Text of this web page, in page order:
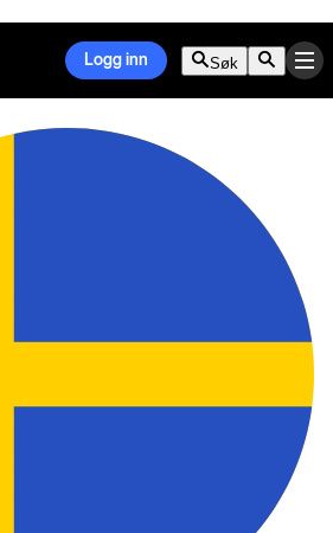
Logg inn Søk